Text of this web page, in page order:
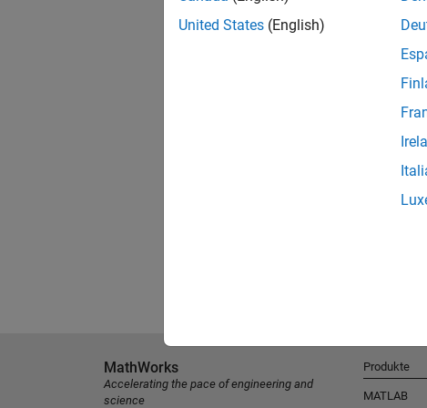
United States (English)
MathWorks
Accelerating the pace of engineering and
science
Produkte
MATLAB